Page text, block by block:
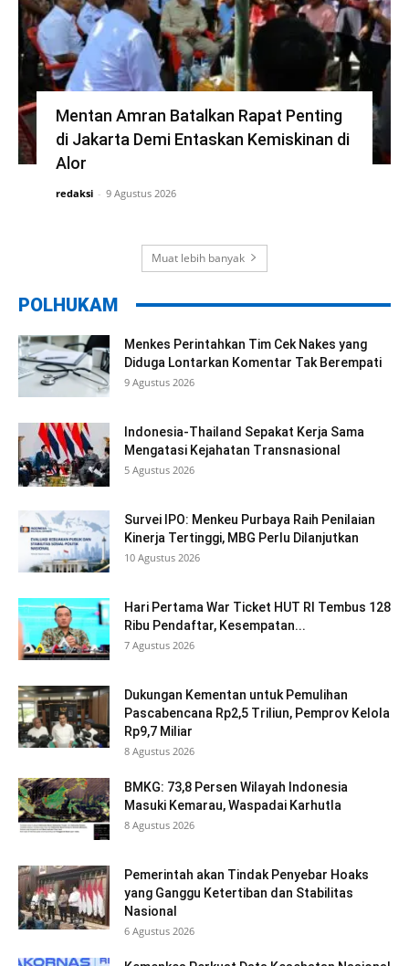
Mentan Amran Batalkan Rapat Penting
di Jakarta Demi Entaskan Kemiskinan di
Alor
redaksi - 9 Agustus 2026
Muat lebih banyak
POLHUKAM
Menkes Perintahkan Tim Cek Nakes yang
Diduga Lontarkan Komentar Tak Berempati
9 Agustus 2026
Indonesia-Thailand Sepakat Kerja Sama
Mengatasi Kejahatan Transnasional
5 Agustus 2026
Survei IPO: Menkeu Purbaya Raih Penilaian
Kinerja Tertinggi, MBG Perlu Dilanjutkan
10 Agustus 2026
Hari Pertama War Ticket HUT RI Tembus 128
Ribu Pendaftar, Kesempatan...
7 Agustus 2026
Dukungan Kementan untuk Pemulihan
Pascabencana Rp2,5 Triliun, Pemprov Kelola
Rp9,7 Miliar
8 Agustus 2026
BMKG: 73,8 Persen Wilayah Indonesia
Masuki Kemarau, Waspadai Karhutla
8 Agustus 2026
Pemerintah akan Tindak Penyebar Hoaks
yang Ganggu Ketertiban dan Stabilitas
Nasional
6 Agustus 2026